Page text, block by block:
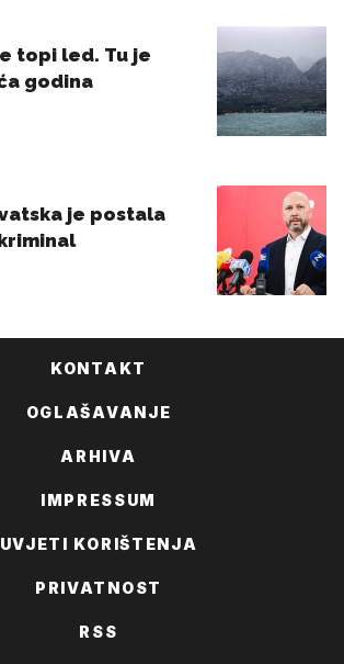
KONTAKT
OGLAŠAVANJE
ARHIVA
IMPRESSUM
UVJETI KORIŠTENJA
PRIVATNOST
RSS